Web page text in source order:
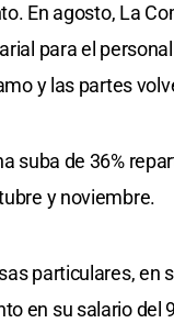
En agosto, La
para el
y las partes
suba de 36%
y noviembre.
particulares, en
en su salario del